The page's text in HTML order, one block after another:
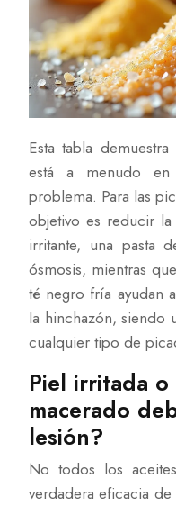
Esta tabla
está a menudo
problema. Para las
objetivo es reducir la
irritante, una pasta
ósmosis, mientras
té negro fría ayudan
la hinchazón, siendo
cualquier tipo de
Piel irritada
macerado
lesión?
No todos los
verdadera eficacia